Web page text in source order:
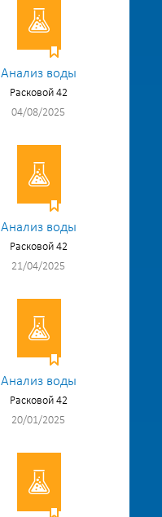
Анализ воды
Расковой 42
04/08/2025
Анализ воды
Расковой 42
21/04/2025
Анализ воды
Расковой 42
20/01/2025